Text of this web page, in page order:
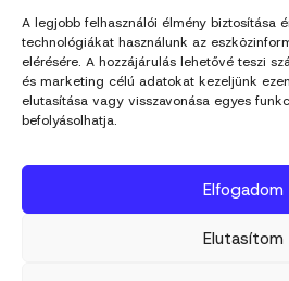
A legjobb felhasználói élmény biztosítása
technológiákat használunk az
elérésére. A hozzájárulás lehetővé teszi
és marketing célú adatokat kezeljünk
elutasítása vagy visszavonása egyes
befolyásolhatja.
Elfogadom
Elutasítom
Adatkezelési
Impresszum
Kapcsolat